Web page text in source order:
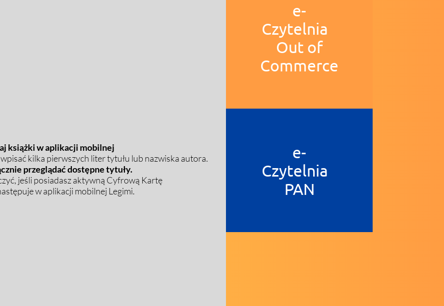
książki w aplikacji mobilnej
kilka pierwszych liter tytułu lub nazwiska autora.
przeglądać dostępne tytuły.
jeśli posiadasz aktywną Cyfrową Kartę
w aplikacji mobilnej Legimi.
e-
Czytelnia
Out of
Commerce
e-
Czytelnia
PAN